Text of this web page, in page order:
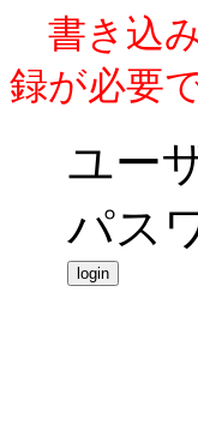
書き込
録が必要
ユー
パス